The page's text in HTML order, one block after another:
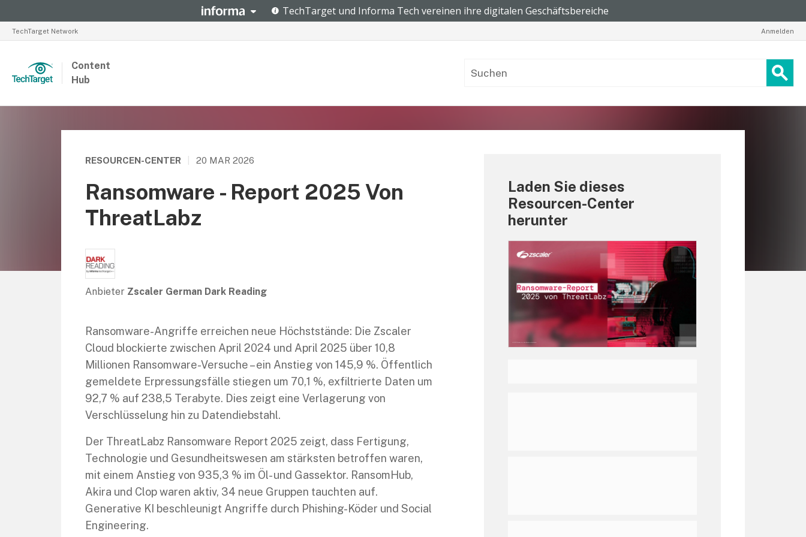
TechTarget Network Anmelden
Content
Hub
RESOURCEN-CENTER 20 MAR 2026
Ransomware - Report 2025 Von
ThreatLabz
Anbieter Zscaler German Dark Reading
Ransomware-Angriffe erreichen neue Höchststände: Die Zscaler
Cloud blockierte zwischen April 2024 und April 2025 über 10,8
Millionen Ransomware-Versuche – ein Anstieg von 145,9 %. Öffentlich
gemeldete Erpressungsfälle stiegen um 70,1 %, exfiltrierte Daten um
92,7 % auf 238,5 Terabyte. Dies zeigt eine Verlagerung von
Verschlüsselung hin zu Datendiebstahl.
Der ThreatLabz Ransomware Report 2025 zeigt, dass Fertigung,
Technologie und Gesundheitswesen am stärksten betroffen waren,
mit einem Anstieg von 935,3 % im Öl- und Gassektor. RansomHub,
Akira und Clop waren aktiv, 34 neue Gruppen tauchten auf.
Generative KI beschleunigt Angriffe durch Phishing-Köder und Social
Engineering.
Laden Sie dieses
Resourcen-Center
herunter